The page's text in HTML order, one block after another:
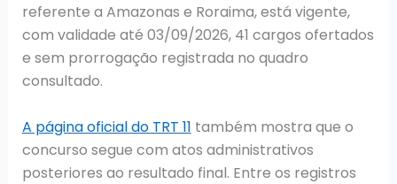
referente a Amazonas e Roraima, está vigente,
com validade até 03/09/2026, 41 cargos ofertados
e sem prorrogação registrada no quadro
consultado.
A página oficial do TRT 11 também mostra que o
concurso segue com atos administrativos
posteriores ao resultado final. Entre os registros